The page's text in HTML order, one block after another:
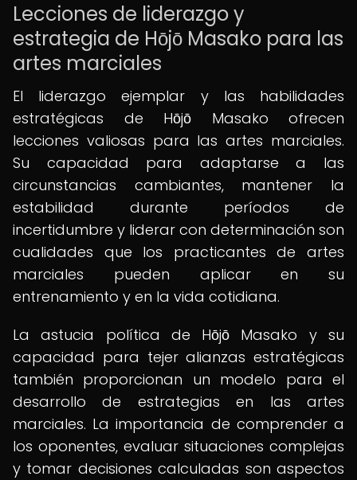
Lecciones de liderazgo y
estrategia de Hōjō Masako para las
artes marciales
El liderazgo ejemplar y las habilidades
estratégicas de Hōjō Masako ofrecen
lecciones valiosas para las artes marciales.
Su capacidad para adaptarse a las
circunstancias cambiantes, mantener la
estabilidad durante períodos de
incertidumbre y liderar con determinación son
cualidades que los practicantes de artes
marciales pueden aplicar en su
entrenamiento y en la vida cotidiana.
La astucia política de Hōjō Masako y su
capacidad para tejer alianzas estratégicas
también proporcionan un modelo para el
desarrollo de estrategias en las artes
marciales. La importancia de comprender a
los oponentes, evaluar situaciones complejas
y tomar decisiones calculadas son aspectos